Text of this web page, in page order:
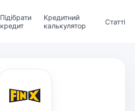
Підібрати
кредит
Кредитний
калькулятор
Статті